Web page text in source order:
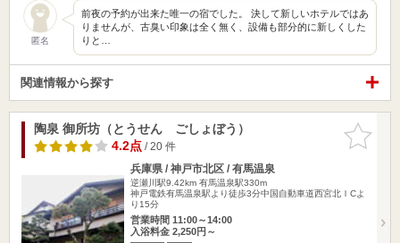
匿名
前夜の予約が出来た唯一の宿でした。 決して新しいホテルではあ
りませんが、古臭い印象は全く無く、設備も部分的に新しくした
りと…
関連情報から探す
お気に入
りに追加
陶泉 御所坊（とうせん ごしょぼう）
4.2点/ 20 件
兵庫県 / 神戸市北区 / 有馬温泉
逆瀬川駅9.42km 有馬温泉駅330m
神戸電鉄有馬温泉駅より徒歩3分中国自動車道西宮北ＩCよ
り15分
営業時間 11:00～14:00
入浴料金 2,250円～